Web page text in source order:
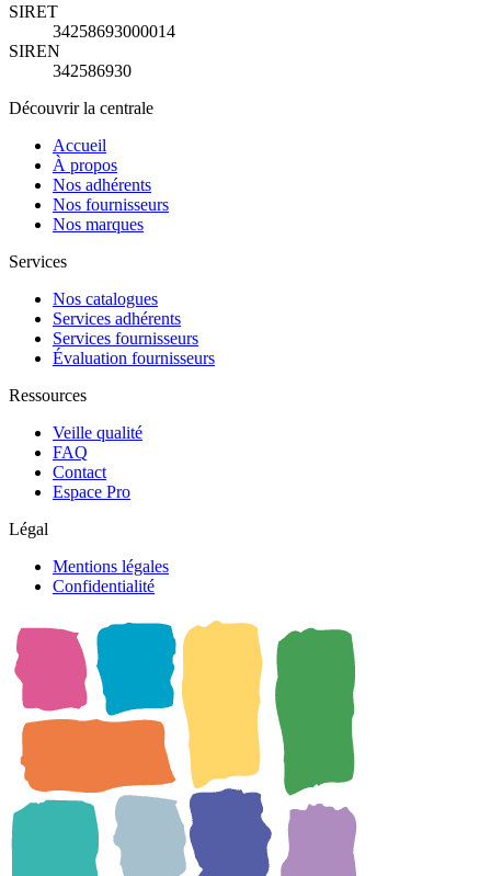
SIRET
34258693000014
SIREN
342586930
Découvrir la centrale
Accueil
À propos
Nos adhérents
Nos fournisseurs
Nos marques
Services
Nos catalogues
Services adhérents
Services fournisseurs
Évaluation fournisseurs
Ressources
Veille qualité
FAQ
Contact
Espace Pro
Légal
Mentions légales
Confidentialité